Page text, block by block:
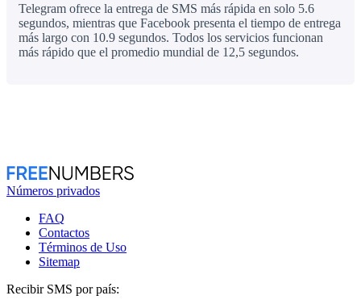
Telegram ofrece la entrega de SMS más rápida en solo 5.6
segundos, mientras que Facebook presenta el tiempo de entrega
más largo con 10.9 segundos. Todos los servicios funcionan
más rápido que el promedio mundial de 12,5 segundos.
Números privados
FAQ
Contactos
Términos de Uso
Sitemap
Recibir SMS por país: